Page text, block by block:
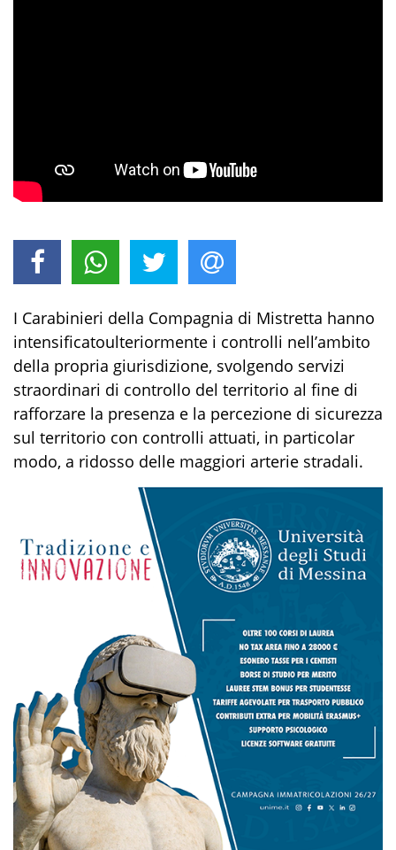
I Carabinieri della Compagnia di Mistretta hanno
intensificatoulteriormente i controlli nell’ambito
della propria giurisdizione, svolgendo servizi
straordinari di controllo del territorio al fine di
rafforzare la presenza e la percezione di sicurezza
sul territorio con controlli attuati, in particolar
modo, a ridosso delle maggiori arterie stradali.